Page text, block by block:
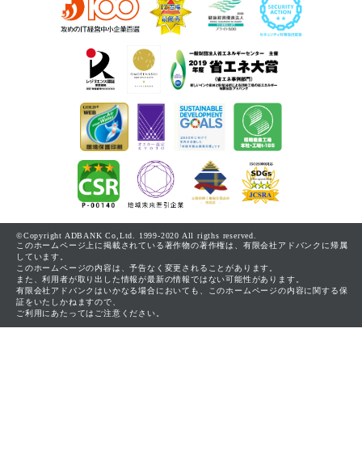
©Copyright ADBANK Co,Ltd. 1999-2020 All rigths reserved.
このホームページ上に掲載されている著作物の著作権は、有限会社アドバンクに帰属
しています。
このホームページの内容は、予告なく変更されることがあります。
また、利用者が取り出した情報が最新の情報ではない可能性があります。
有限会社アドバンクはいかなる場合においても、このホームページの内容に関する保
証をいたしかねますので、
ご利用にあたってはご注意ください。